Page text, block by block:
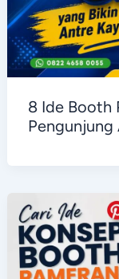
8 Ide Booth
Pengunjung